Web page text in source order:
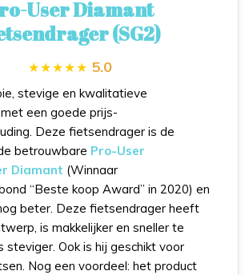
User Diamant
(SG2)
5.0
stevige en kwalitatieve
een goede prijs-
Deze fietsendrager is de
betrouwbare Pro-User
Diamant (Winnaar
“Beste koop Award” in 2020) en
beter. Deze fietsendrager heeft
is makkelijker en sneller te
steviger. Ook is hij geschikt voor
Nog een voordeel: het product